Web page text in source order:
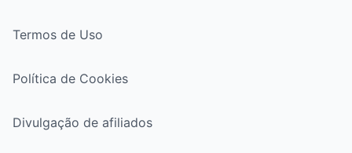
Termos de Uso
Política de Cookies
Divulgação de afiliados